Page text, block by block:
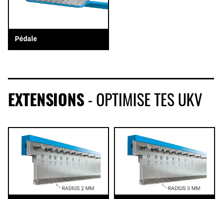
Pédale
EXTENSIONS- OPTIMISE TES UKV